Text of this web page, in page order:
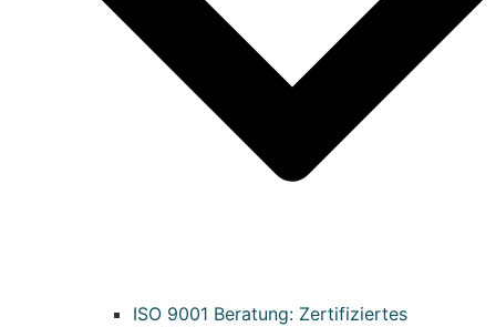
ISO 9001 Beratung: Zertifiziertes